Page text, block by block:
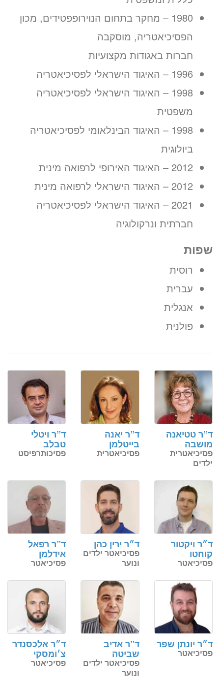
1980 – מחקר בתחום הנוירופפטידים, מכון
הפסיכיאטריה, מוסקבה
חברות באגודות מקצועיות
1996 – האיגוד הישראלי לפסיכיאטריה
1998 – האיגוד הישראלי לפסיכיאטריה
משפטית
1998 – האיגוד הבינלאומי לפסיכיאטריה
ביולוגית
2012 – האיגוד האירופי לרפואה מינית
2012 – האיגוד הישראלי לרפואה מינית
2021 – האיגוד הישראלי לפסיכיאטריה
חברתית ונרקולוגיה
שפות
רוסית
עברית
אנגלית
פולנית
ד”ר ויטלי
טבלב
פסיכותרפיסט
ד”ר יאנה
בייטלמן
פסיכיאטרית
ד”ר טטיאנה
מושבה
פסיכיאטרית
ילדים
ד”ר רפאל
אידלמן
פסיכיאטר
ד״ר ירין כהן
פסיכיאטר ילדים
ונוער
ד״ר ויקטור
קוחטו
פסיכיאטר
ד״ר אלכסנדר
צ׳ומסקי
פסיכיאטר
ד”ר אדיב
שביטה
פסיכיאטר ילדים
ונוער
ד״ר יונתן שפר
פסיכיאטר